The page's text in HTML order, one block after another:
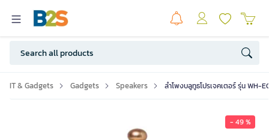
IT & Gadgets Gadgets Speakers ลำโพงบลูทูธโปรเจคเตอร์ รุ่น WH-
- 49 %